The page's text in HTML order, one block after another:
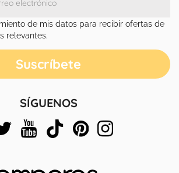
de mis datos para recibir ofertas de
relevantes.
SÍGUENOS